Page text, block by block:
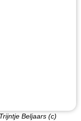
Beljaars (c)